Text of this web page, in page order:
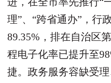
理”、 “跨省通办” ，行
89.35% ，排在自治区
程电子化率已提升至
捷。政务服务容缺受